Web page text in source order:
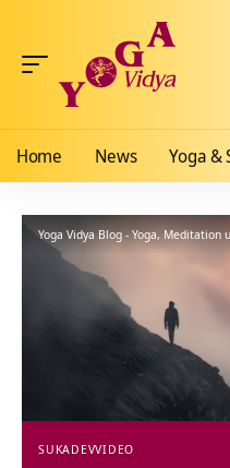
Home News Yoga &
Yoga Vidya Blog - Yoga, Meditation
SUKADEVVIDEO